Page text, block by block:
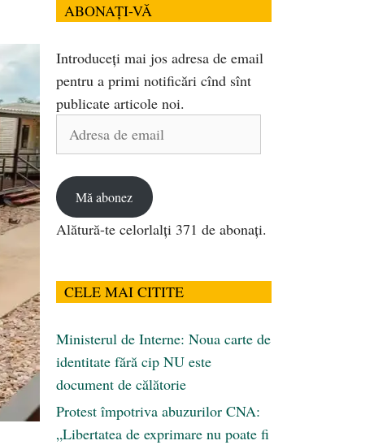
ABONAȚI-VĂ
Introduceți mai jos adresa de email
pentru a primi notificări cînd sînt
publicate articole noi.
Adresa
Mă abonez
Alătură-te celorlalți 371 de abonați.
CELE MAI CITITE
Ministerul de Interne: Noua carte de
identitate fără cip NU este
document de călătorie
Protest împotriva abuzurilor CNA:
„Libertatea de exprimare nu poate fi